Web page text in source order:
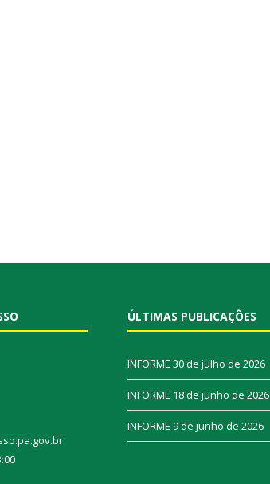
ÚLTIMAS PUBLICAÇÕES
INFORME 30 de julho de 2026
INFORME 18 de junho de 2026
INFORME 9 de junho de 2026